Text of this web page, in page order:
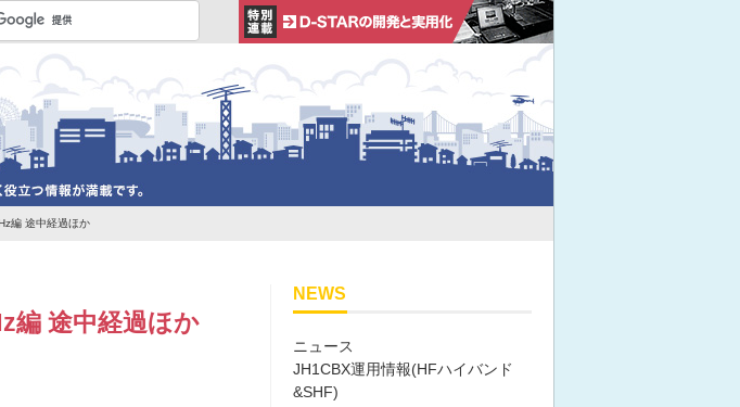
編 途中経過ほか
編 途中経過ほか
NEWS
ニュース
JH1CBX運用情報(HFハイバンド
&SHF)